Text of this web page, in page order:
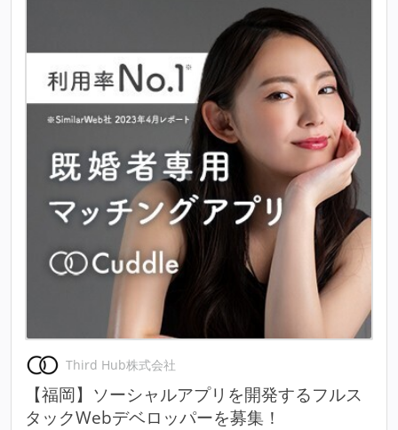
Third Hub株式会社
【福岡】ソーシャルアプリを開発するフルス
タックWebデベロッパーを募集！